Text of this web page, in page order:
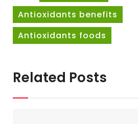
Antioxidants benefits
Antioxidants foods
Related Posts